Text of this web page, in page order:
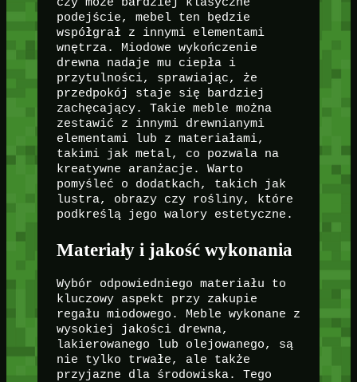
czy może bardziej klasyczne
podejście, mebel ten będzie
współgrał z innymi elementami
wnętrza. Miodowe wykończenie
drewna nadaje mu ciepła i
przytulności, sprawiając, że
przedpokój staje się bardziej
zachęcający. Takie meble można
zestawić z innymi drewnianymi
elementami lub z materiałami,
takimi jak metal, co pozwala na
kreatywne aranżacje. Warto
pomyśleć o dodatkach, takich jak
lustra, obrazy czy rośliny, które
podkreślą jego walory estetyczne.
Materiały i jakość wykonania
Wybór odpowiedniego materiału to
kluczowy aspekt przy zakupie
regału miodowego. Meble wykonane z
wysokiej jakości drewna,
lakierowanego lub olejowanego, są
nie tylko trwałe, ale także
przyjazne dla środowiska. Tego